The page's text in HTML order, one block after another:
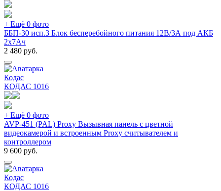
+ Ещё 0 фото
ББП-30 исп.3 Блок бесперебойного питания 12В/3А под АКБ
2х7Ач
2 480 руб.
Кодас
КОДАС 1016
+ Ещё 0 фото
AVP-451 (PAL) Proxy Вызывная панель с цветной
видеокамерой и встроенным Proxy считывателем и
контроллером
9 600 руб.
Кодас
КОДАС 1016